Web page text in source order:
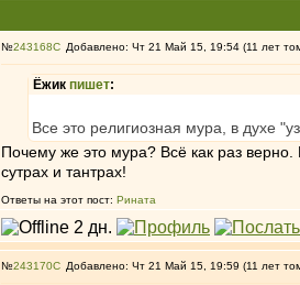
№243168 Добавлено: Чт 21 Май 15, 19:54 (11 лет
Ёжик пишет:
Все это религиозная мура, в духе
Почему же это мура? Всё как раз верно.
сутрах и тантрах!
Ответы на этот пост: Рината
№243170 Добавлено: Чт 21 Май 15, 19:59 (11 лет